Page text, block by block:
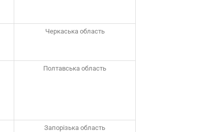
Черкаська область
Полтавська область
Запорізька область